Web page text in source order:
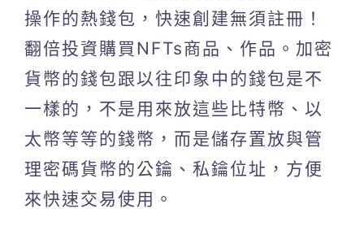
操作的熱錢包，快速創建無須註冊！
翻倍投資購買NFTs商品、作品。加密
貨幣的錢包跟以往印象中的錢包是不
一樣的，不是用來放這些比特幣、以
太幣等等的錢幣，而是儲存置放與管
理密碼貨幣的公鑰、私鑰位址，方便
來快速交易使用。